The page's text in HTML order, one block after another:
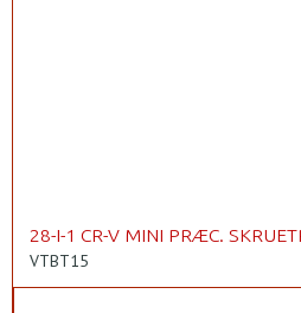
28-I-1 CR-V MINI PRÆC.
VTBT15